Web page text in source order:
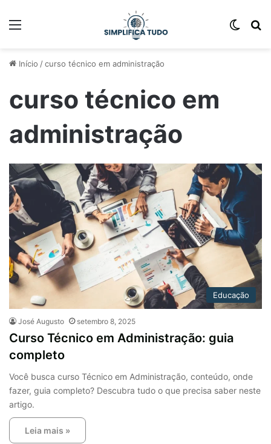
Início /curso técnico em administração
curso técnico em
administração
Educação
José Augusto setembro 8, 2025
Curso Técnico em Administração: guia
completo
Você busca curso Técnico em Administração, conteúdo, onde
fazer, guia completo? Descubra tudo o que precisa saber neste
artigo.
Leia mais »